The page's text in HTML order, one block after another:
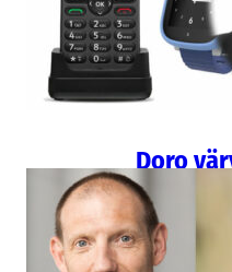
Det
acceptera
förklarar
resonerar.
Doro
IT/Hårdvara
Doro
Simris
utsetts till